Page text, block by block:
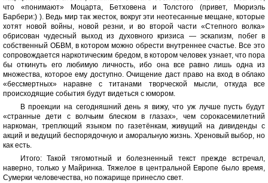
что «понимают» Моцарта, Бетховена и Толстого (привет, Мюриэль
Барбери:) ). Ведь мир так жесток, вокруг эти неотесанные мещане, которые
хотят новой войны, новой резни, и во второй части «Степного волка»
обрисован чудесный выход из духовного кризиса — эскапизм, побег в
собственный ОБВМ, в котором можно обрести внутреннее счастье. Все это
сопровождается наркотическим бредом, в котором человек узнает, что пора
бы откинуть его любимую личность, ибо она все равно лишь одна из
множества, которое ему доступно. Очищение даст право на вход в облако
«бессмертных» наравне с титанами творческой мысли, откуда все
происходящие события будут видеться с юмором.
В проекции на сегодняшний день я вижу, что уж лучше пусть будут
«странные дети с волчьим блеском в глазах», чем сорокасемилетний
наркоман, треплющий языком по газетёнкам, живущий на дивиденды с
акций и ведущий беспорядочную и аморальную жизнь. Хреновый выбор, но
как есть.
Итого: Такой тягомотный и болезненный текст прежде встречал,
наверно, только у Майринка. Тяжелое в центральной Европе было время,
Сумерки человечества, но пожарище принесло свет.